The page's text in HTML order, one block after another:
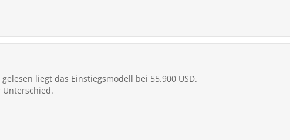
liegt das Einstiegsmodell bei 55.900 USD.